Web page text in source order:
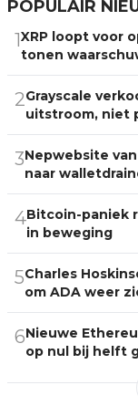
POPULAIR
1XRP loopt voor
tonen
2Grayscale
uitstroom, niet
3Nepwebsite
naar
4Bitcoin-paniek
in beweging
5Charles
om ADA weer
6Nieuwe
op nul bij helft